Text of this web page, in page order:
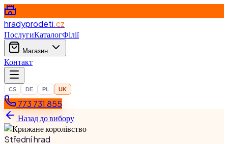
hradyprodeti.cz
ПослугиКаталогФілії
Магазин
Контакт
CS DE PL UK
773 731 855
Назад до вибору
Střední hrad